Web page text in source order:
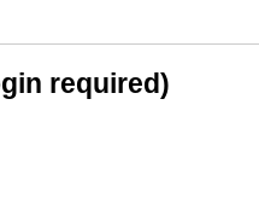
required)